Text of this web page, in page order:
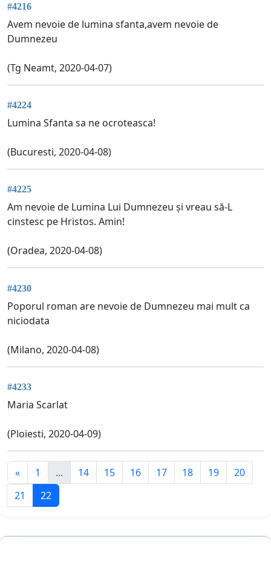
#4216
Avem nevoie de lumina sfanta,avem nevoie de
Dumnezeu
(Tg Neamt, 2020-04-07)
#4224
Lumina Sfanta sa ne ocroteasca!
(Bucuresti, 2020-04-08)
#4225
Am nevoie de Lumina Lui Dumnezeu și vreau să-L
cinstesc pe Hristos. Amin!
(Oradea, 2020-04-08)
#4230
Poporul roman are nevoie de Dumnezeu mai mult ca
niciodata
(Milano, 2020-04-08)
#4233
Maria Scarlat
(Ploiesti, 2020-04-09)
« 1 ... 14 15 16 17 18 19
20
21
22